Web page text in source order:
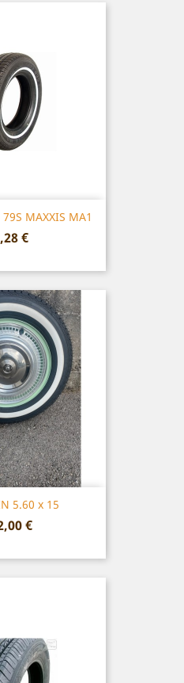
MAXXIS MA1
€
5.60 x 15
€